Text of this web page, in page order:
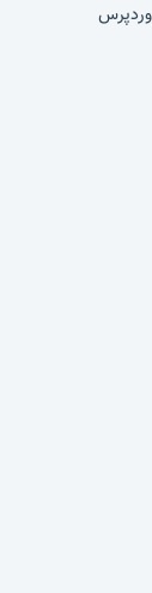
وردپرس